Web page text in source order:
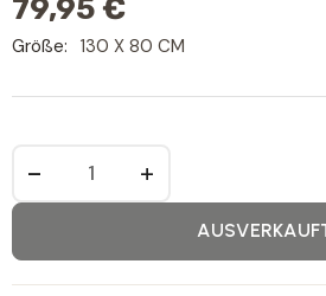
79,95 €
− +
Größe: 130 X 80 CM